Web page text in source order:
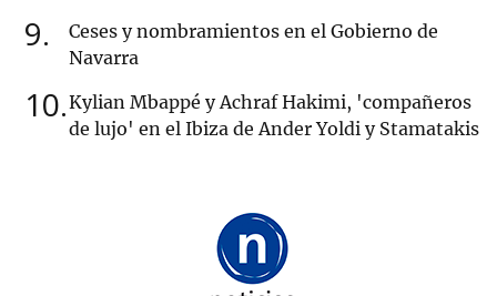
9
Ceses y nombramientos en el Gobierno de
Navarra
10 Kylian Mbappé y Achraf Hakimi, 'compañeros
de lujo' en el Ibiza de Ander Yoldi y Stamatakis